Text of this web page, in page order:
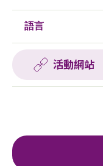
語言
活動網站